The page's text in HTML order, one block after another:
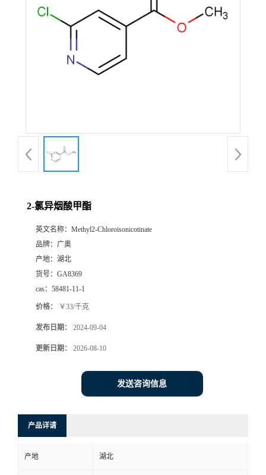
2-氯异烟酸甲酯
英文名称： Methyl2-Chloroisonicotinate
品牌： 广奥
产地： 湖北
货号： GA8369
cas： 58481-11-1
价格： ￥33/千克
发布日期： 2024-09-04
更新日期： 2026-08-10
发送咨询信息
产品详请
产地 湖北